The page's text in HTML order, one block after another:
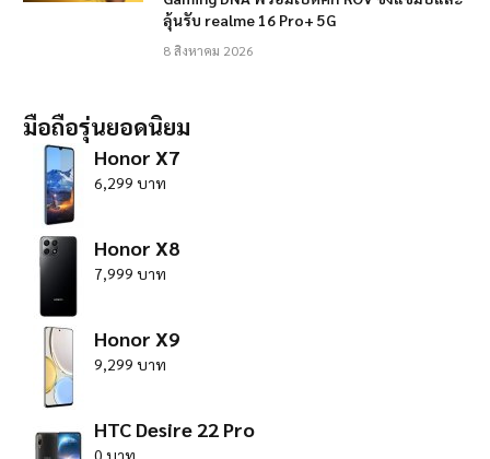
ลุ้นรับ realme 16 Pro+ 5G
8 สิงหาคม 2026
มือถือรุ่นยอดนิยม
Honor X7
6,299 บาท
Honor X8
7,999 บาท
Honor X9
9,299 บาท
HTC Desire 22 Pro
0 บาท